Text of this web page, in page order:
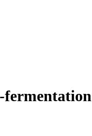
fermentation